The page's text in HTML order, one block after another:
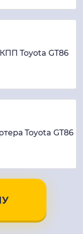
Toyota GT86
Toyota GT86